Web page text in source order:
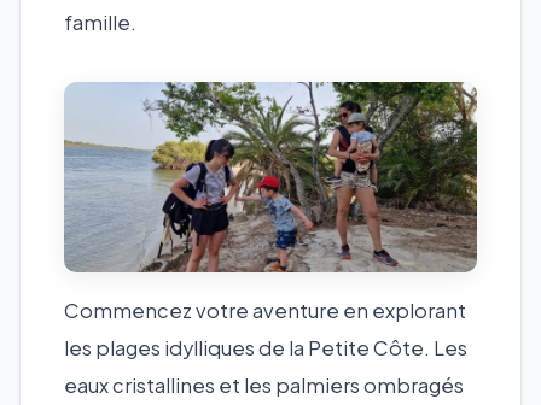
famille.
Commencez votre aventure en explorant
les plages idylliques de la Petite Côte. Les
eaux cristallines et les palmiers ombragés